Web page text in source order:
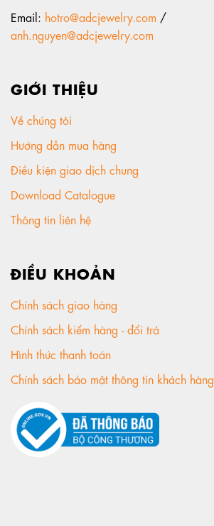
Email: hotro@adcjewelry.com /
anh.nguyen@adcjewelry.com
GIỚI THIỆU
Về chúng tôi
Hướng dẫn mua hàng
Điều kiện giao dịch chung
Download Catalogue
Thông tin liên hệ
ĐIỀU KHOẢN
Chính sách giao hàng
Chính sách kiểm hàng - đổi trả
Hình thức thanh toán
Chính sách bảo mật thông tin khách hàng